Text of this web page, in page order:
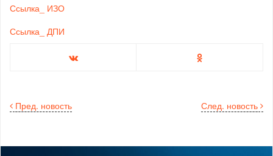
Ссылка_ ИЗО
Ссылка_ ДПИ
След. новость
Пред. новость